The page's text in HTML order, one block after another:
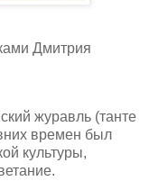
Дмитрия
журавль (танте
времен был
культуры,